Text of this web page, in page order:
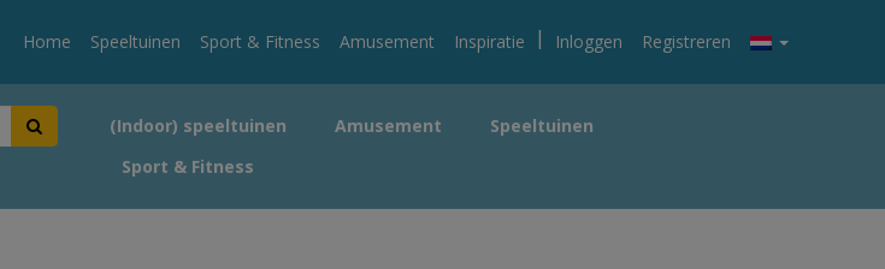
Home Speeltuinen Sport & Fitness Amusement Inspiratie | Inloggen Registreren
(Indoor) speeltuinen Amusement
Speeltuinen
Sport & Fitness